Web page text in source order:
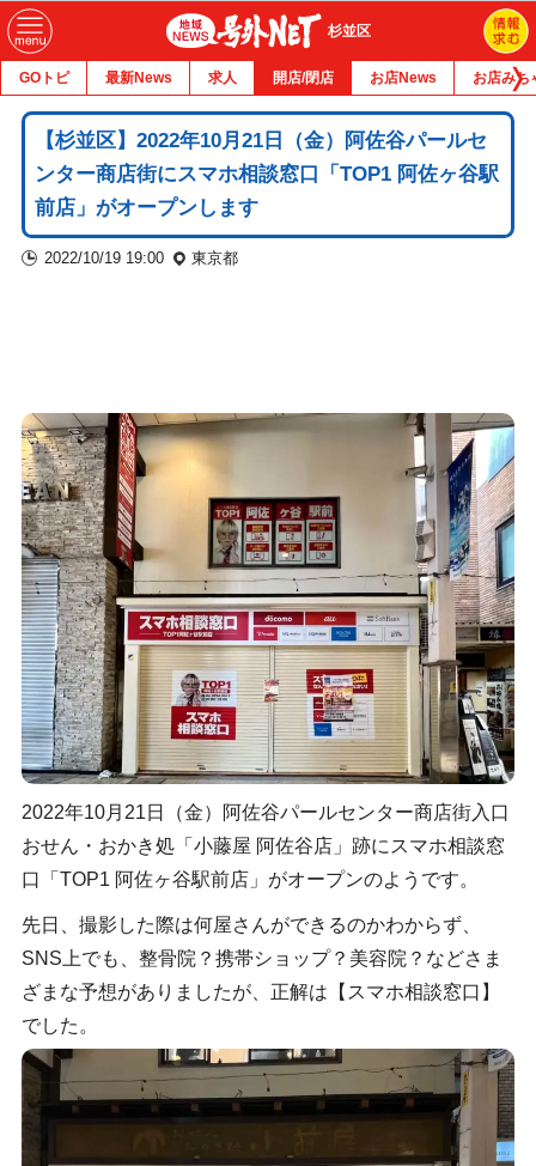
杉並区
GOトピ 最新News 求人 開店/閉店 お店News お店みち
【杉並区】2022年10月21日（金）阿佐谷パールセ
ンター商店街にスマホ相談窓口「TOP1 阿佐ヶ谷駅
前店」がオープンします
2022/10/19 19:00 東京都
2022年10月21日（金）阿佐谷パールセンター商店街入口
おせん・おかき処「小藤屋 阿佐谷店」跡にスマホ相談窓
口「TOP1 阿佐ヶ谷駅前店」がオープンのようです。
先日、撮影した際は何屋さんができるのかわからず、
SNS上でも、整骨院？携帯ショップ？美容院？などさま
ざまな予想がありましたが、正解は【スマホ相談窓口】
でした。